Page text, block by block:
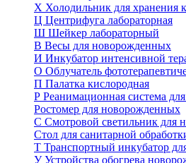
Х Холодильник для хранения
Ц Центрифуга лабораторная
Ш Шейкер лабораторный
В Весы для новорожденных
И Инкубатор интенсивной
О Облучатель
П Палатка кислородная
Р Реанимационная система
Ростомер для новорожденных
С Смотровой светильник для
Стол для санитарной
Т Транспортный инкубатор
УУстройства обогрева